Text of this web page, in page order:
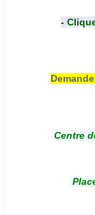
-
Centre